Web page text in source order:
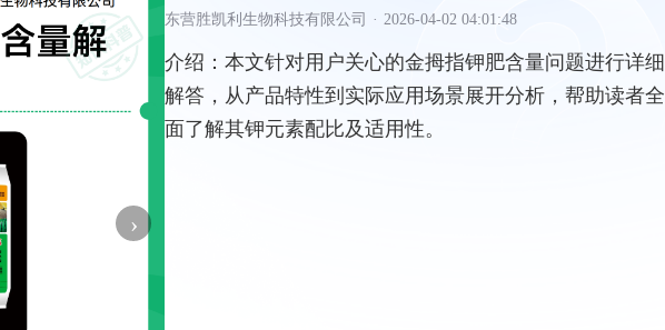
›
东营胜凯利生物科技有限公司 · 2026-04-02 04:01:48
介绍： 本文针对用户关心的金拇指钾肥含量问题进行详细
解答，从产品特性到实际应用场景展开分析，帮助读者全
面了解其钾元素配比及适用性。